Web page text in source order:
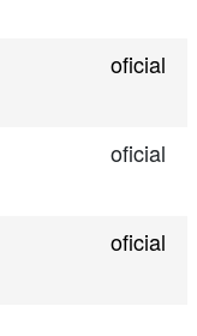
oficial
oficial
oficial